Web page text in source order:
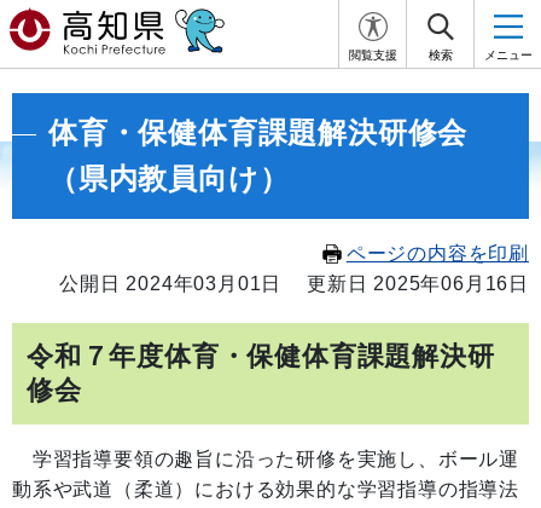
閲覧支援 検索 メニュー
体育・保健体育課題解決研修会
（県内教員向け）
ページの内容を印刷
公開日 2024年03月01日
更新日 2025年06月16日
令和７年度体育・保健体育課題解決研
修会
学習指導要領の趣旨に沿った研修を実施し、ボール運
動系や武道（柔道）における効果的な学習指導の指導法